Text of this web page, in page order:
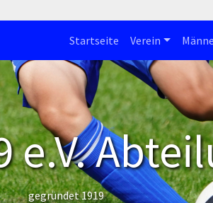
Startseite Verein
e.V.
gegründet 1919